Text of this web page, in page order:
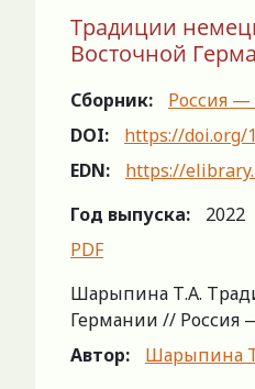
Традиции
Восточной
Сборник:
Россия —
DOI:
https://doi.org/
EDN:
https://
Год выпуска:
2022
PDF
Шарыпина Т.А.
Германии // Россия
Автор:
Шарыпина